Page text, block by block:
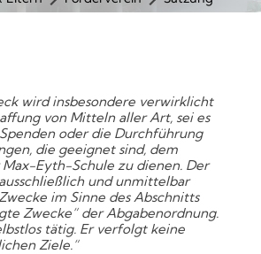
wird insbesondere verwirklicht
von Mitteln aller Art, sei es
oder die Durchführung
die geeignet sind, dem
Eyth-Schule zu dienen. Der
und unmittelbar
im Sinne des Abschnitts
Zwecke“ der Abgabenordnung.
tätig. Er verfolgt keine
Ziele.“